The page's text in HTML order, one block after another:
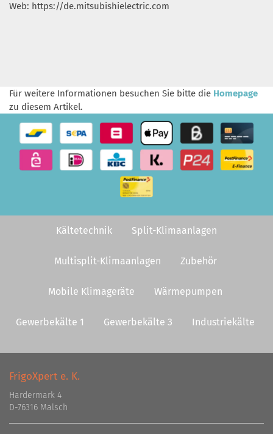
Web: https://de.mitsubishielectric.com
Für weitere Informationen besuchen Sie bitte die Homepage
zu diesem Artikel.
Kältetechnik Split-Klimaanlagen
Multisplit-Klimaanlagen Zubehör
Mobile Klimageräte Wärmepumpen
Gewerbekälte 1 Gewerbekälte 3 Industriekälte
FrigoXpert e. K.
Hardermark 4
D-76316 Malsch